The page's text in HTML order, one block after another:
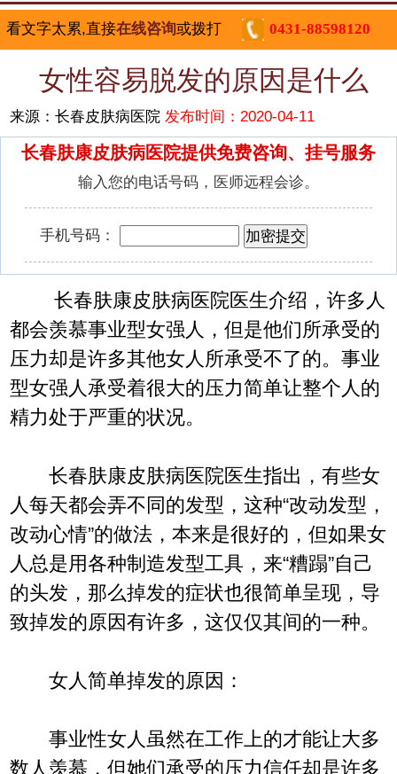
看文字太累,直接在线咨询或拨打 0431-88598120
女性容易脱发的原因是什么
来源：长春皮肤病医院发布时间：2020-04-11
长春肤康皮肤病医院提供免费咨询、挂号服务
输入您的电话号码，医师远程会诊。
手机号码：
长春肤康皮肤病医院医生介绍，许多人
都会羡慕事业型女强人，但是他们所承受的
压力却是许多其他女人所承受不了的。事业
型女强人承受着很大的压力简单让整个人的
精力处于严重的状况。
长春肤康皮肤病医院医生指出，有些女
人每天都会弄不同的发型，这种“改动发型，
改动心情”的做法，本来是很好的，但如果女
人总是用各种制造发型工具，来“糟蹋”自己
的头发，那么掉发的症状也很简单呈现，导
致掉发的原因有许多，这仅仅其间的一种。
女人简单掉发的原因：
事业性女人虽然在工作上的才能让大多
数人羡慕，但她们承受的压力信任却是许多